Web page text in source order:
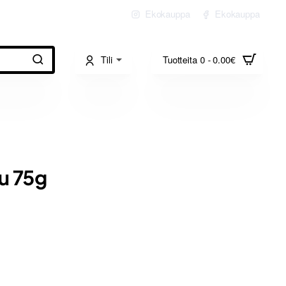
Ekokauppa Ekokauppa
Tili Tuotteita 0 - 0.00€
75g